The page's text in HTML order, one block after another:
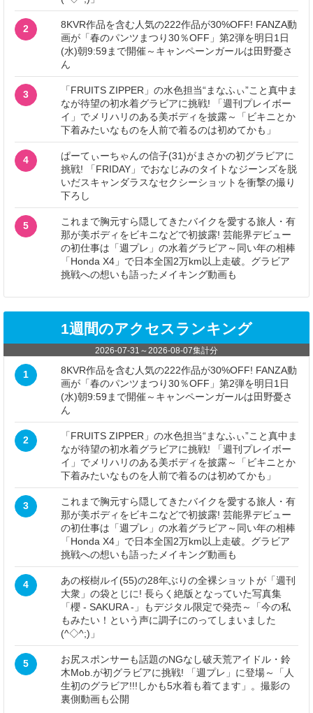
2
8KVR作品を含む人気の222作品が30%OFF! FANZA動
画が「春のパンツまつり30％OFF」第2弾を明日1日
(水)朝9:59まで開催～キャンペーンガールは田野憂さ
ん
3
「FRUITS ZIPPER」の水色担当“まなふぃ”こと真中ま
なが待望の初水着グラビアに挑戦! 「週刊プレイボー
イ」でメリハリのある美ボディを披露～「ビキニとか
下着みたいなものを人前で着るのは初めてかも」
4
ぱーてぃーちゃんの信子(31)がまさかの初グラビアに
挑戦! 「FRIDAY」でおなじみのタイトなジーンズを脱
いだスキャンダラスなセクシーショットを衝撃の撮り
下ろし
5
これまで胸元すら隠してきたバイクを愛する旅人・有
那が美ボディをビキニなどで初披露! 芸能界デビュー
の初仕事は「週プレ」の水着グラビア～同い年の相棒
「Honda X4」で日本全国2万km以上走破。グラビア
挑戦への想いも語ったメイキング動画も
1週間のアクセスランキング
2026-07-31 ～2026-08-07集計分
1
8KVR作品を含む人気の222作品が30%OFF! FANZA動
画が「春のパンツまつり30％OFF」第2弾を明日1日
(水)朝9:59まで開催～キャンペーンガールは田野憂さ
ん
2
「FRUITS ZIPPER」の水色担当“まなふぃ”こと真中ま
なが待望の初水着グラビアに挑戦! 「週刊プレイボー
イ」でメリハリのある美ボディを披露～「ビキニとか
下着みたいなものを人前で着るのは初めてかも」
3
これまで胸元すら隠してきたバイクを愛する旅人・有
那が美ボディをビキニなどで初披露! 芸能界デビュー
の初仕事は「週プレ」の水着グラビア～同い年の相棒
「Honda X4」で日本全国2万km以上走破。グラビア
挑戦への想いも語ったメイキング動画も
4
あの桜樹ルイ(55)の28年ぶりの全裸ショットが「週刊
大衆」の袋とじに! 長らく絶版となっていた写真集
「櫻 - SAKURA -」もデジタル限定で発売～「今の私
もみたい！という声に調子にのってしまいました
(^◇^;)」
5
お尻スポンサーも話題のNGなし破天荒アイドル・鈴
木Mob.が初グラビアに挑戦! 「週プレ」に登場～「人
生初のグラビア!!!しかも5水着も着てます」。撮影の
裏側動画も公開